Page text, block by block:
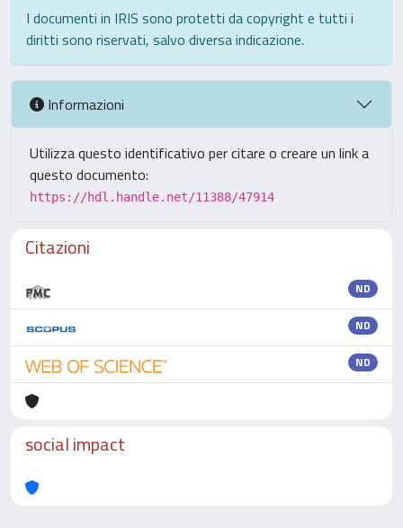
I documenti in IRIS sono protetti da copyright e tutti i
diritti sono riservati, salvo diversa indicazione.
Informazioni
Utilizza questo identificativo per citare o creare un link a
questo documento:
https://hdl.handle.net/11388/47914
Citazioni
ND
ND
ND
social impact